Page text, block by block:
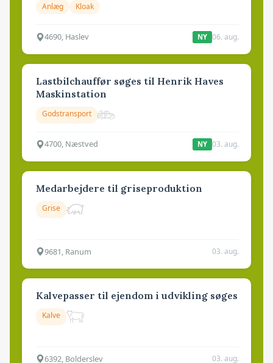
Anlæg Kloak
4690, Haslev NY 06. aug.
Lastbilchauffør søges til Henrik Haves
Maskinstation
Godstransport
4700, Næstved NY 03. aug.
Medarbejdere til griseproduktion
Grise
9681, Ranum 03. aug.
Kalvepasser til ejendom i udvikling søges
Kalve
6392, Bolderslev 03. aug.